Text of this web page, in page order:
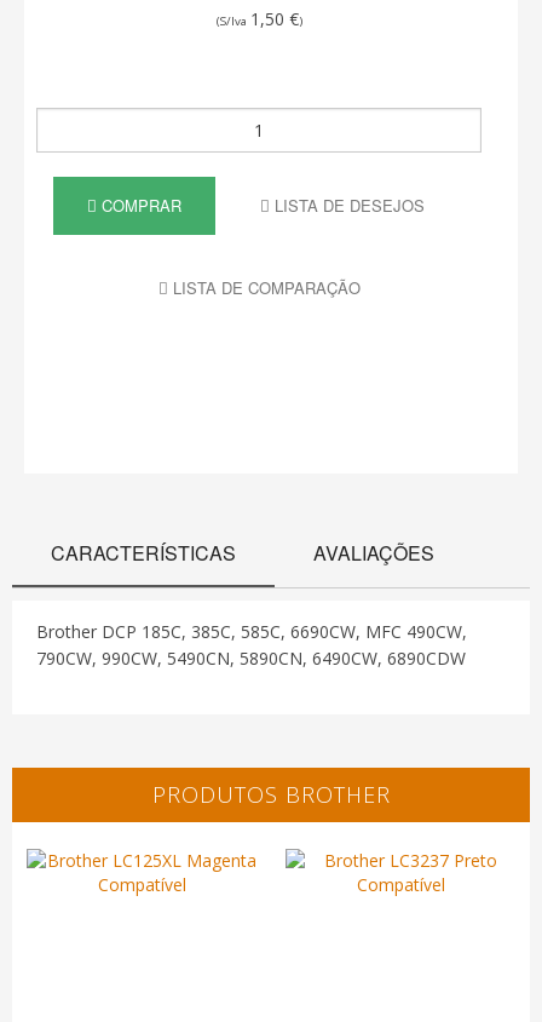
(S/Iva 1,50 €)
COMPRAR LISTA DE DESEJOS
LISTA DE COMPARAÇÃO
CARACTERÍSTICAS AVALIAÇÕES
Brother DCP 185C, 385C, 585C, 6690CW, MFC 490CW,
790CW, 990CW, 5490CN, 5890CN, 6490CW, 6890CDW
PRODUTOS BROTHER